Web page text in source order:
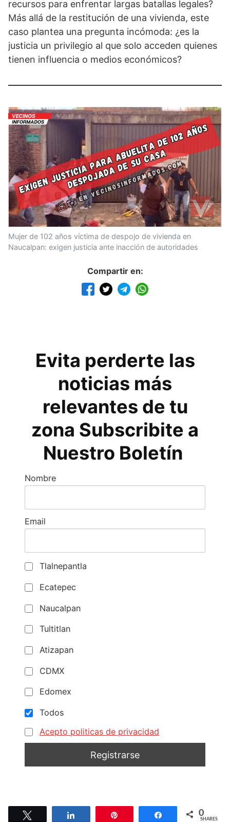
recursos para enfrentar largas batallas legales?
Más allá de la restitución de una vivienda, este
caso plantea una pregunta incómoda: ¿es la
justicia un privilegio al que solo acceden quienes
tienen influencia o medios económicos?
Mujer de 102 años víctima de despojo de vivienda en
Naucalpan: exigen justicia ante inacción de autoridades
Compartir en:
Evita perderte las
noticias más
relevantes de tu
zona Subscribite a
Nuestro Boletín
Nombre
Email
Tlalnepantla
Ecatepec
Naucalpan
Tultitlan
Atizapan
CDMX
Edomex
Todos
Acepto politicas de privacidad
Share 0
SHARES